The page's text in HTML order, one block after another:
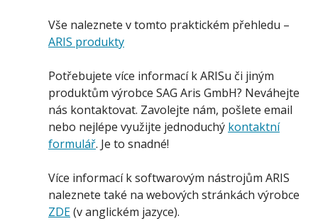
Vše naleznete v tomto praktickém přehledu –
ARIS produkty
Potřebujete více informací k ARISu či jiným
produktům výrobce SAG Aris GmbH? Neváhejte
nás kontaktovat. Zavolejte nám, pošlete email
nebo nejlépe využijte jednoduchý kontaktní
formulář. Je to snadné!
Více informací k softwarovým nástrojům ARIS
naleznete také na webových stránkách výrobce
ZDE(v anglickém jazyce).